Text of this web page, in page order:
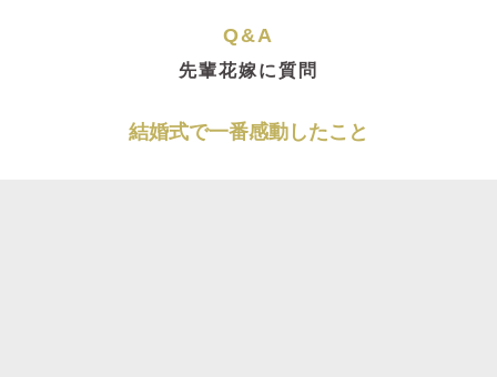
Q&A
先輩花嫁に質問
結婚式で一番感動したこと